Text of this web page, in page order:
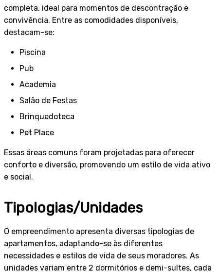
completa, ideal para momentos de descontração e
convivência. Entre as comodidades disponíveis,
destacam-se:
Piscina
Pub
Academia
Salão de Festas
Brinquedoteca
Pet Place
Essas áreas comuns foram projetadas para oferecer
conforto e diversão, promovendo um estilo de vida ativo
e social.
Tipologias/Unidades
O empreendimento apresenta diversas tipologias de
apartamentos, adaptando-se às diferentes
necessidades e estilos de vida de seus moradores. As
unidades variam entre 2 dormitórios e demi-suítes, cada